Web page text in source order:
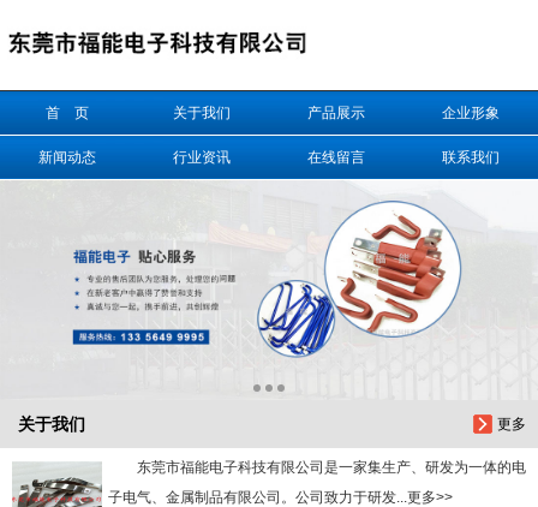
首 页 关于我们 产品展示 企业形象
新闻动态 行业资讯 在线留言 联系我们
更多
关于我们
东莞市福能电子科技有限公司是一家集生产、研发为一体的电
子电气、金属制品有限公司。公司致力于研发...更多>>